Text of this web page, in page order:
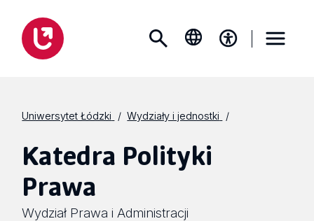
Uniwersytet Łódzki Wydziały i jednostki
Katedra Polityki
Prawa
Wydział Prawa i Administracji